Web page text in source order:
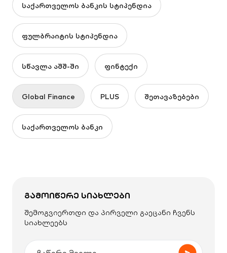
საქართველოს ბანკის სტიპენდია
ფულბრაიტის სტიპენდია
სწავლა აშშ-ში ფინტექი
Global Finance PLUS შეთავაზებები
საქართველოს ბანკი
ᲒᲐᲛᲝᲘᲬᲔᲠᲔ ᲡᲘᲐᲮᲚᲔᲑᲘ
შემოგვიერთდი და პირველი გაეცანი ჩვენს
სიახლეებს